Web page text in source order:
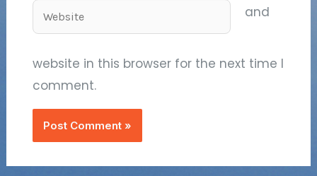
Website
and
website in this browser for the next time I
comment.